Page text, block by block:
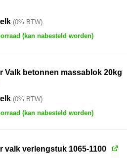
elk (0% BTW)
(kan nabesteld worden)
Valk betonnen massablok 20kg
elk (0% BTW)
(kan nabesteld worden)
valk verlengstuk 1065-1100